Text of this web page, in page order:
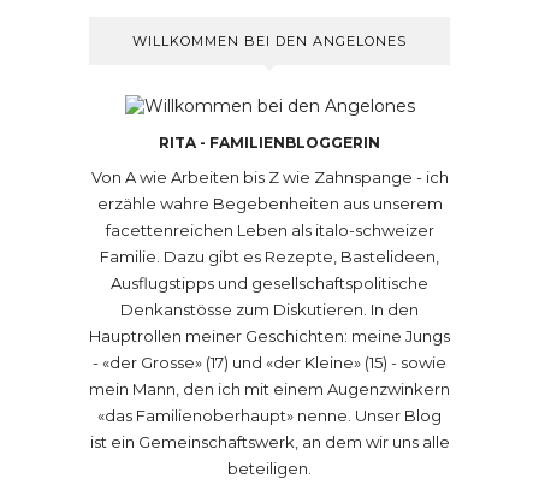
WILLKOMMEN BEI DEN ANGELONES
RITA - FAMILIENBLOGGERIN
Von A wie Arbeiten bis Z wie Zahnspange - ich
erzähle wahre Begebenheiten aus unserem
facettenreichen Leben als italo-schweizer
Familie. Dazu gibt es Rezepte, Bastelideen,
Ausflugstipps und gesellschaftspolitische
Denkanstösse zum Diskutieren. In den
Hauptrollen meiner Geschichten: meine Jungs
- «der Grosse» (17) und «der Kleine» (15) - sowie
mein Mann, den ich mit einem Augenzwinkern
«das Familienoberhaupt» nenne. Unser Blog
ist ein Gemeinschaftswerk, an dem wir uns alle
beteiligen.